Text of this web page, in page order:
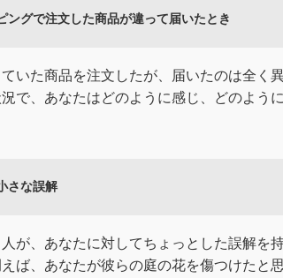
ングで注文した商品が違って届いたとき
いた商品を注文したが、届いたのは全く
で、あなたはどのように感じ、どのよう
さな誤解
が、あなたに対してちょっとした誤解を
ば、あなたが彼らの庭の花を傷つけたと